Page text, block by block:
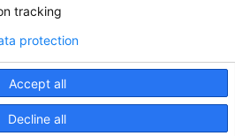
tracking
Accept all
Decline all
protection